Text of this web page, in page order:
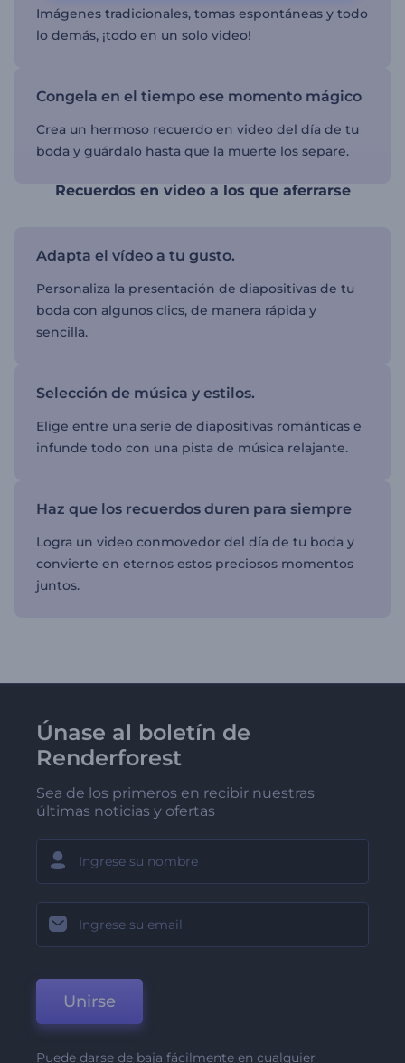
Imágenes tradicionales, tomas espontáneas y todo
lo demás, ¡todo en un solo video!
Congela en el tiempo ese momento mágico
Crea un hermoso recuerdo en video del día de tu
boda y guárdalo hasta que la muerte los separe.
Recuerdos en video a los que aferrarse
Adapta el vídeo a tu gusto.
Personaliza la presentación de diapositivas de tu
boda con algunos clics, de manera rápida y
sencilla.
Selección de música y estilos.
Elige entre una serie de diapositivas románticas e
infunde todo con una pista de música relajante.
Haz que los recuerdos duren para siempre
Logra un video conmovedor del día de tu boda y
convierte en eternos estos preciosos momentos
juntos.
Únase al boletín de
Renderforest
Sea de los primeros en recibir nuestras
últimas noticias y ofertas
Unirse
Puede darse de baja fácilmente en cualquier